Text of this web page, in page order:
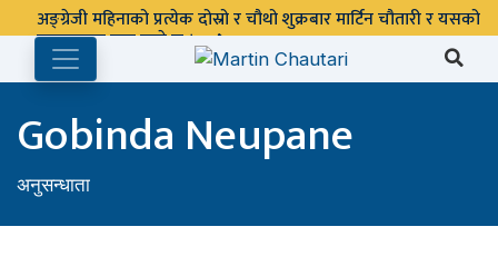
अङ्ग्रेजी महिनाको प्रत्येक दोस्रो र चौथो शुक्रबार मार्टिन चौतारी र यसको
पुस्तकालय बन्द रहने छ ।
Gobinda Neupane
अनुसन्धाता